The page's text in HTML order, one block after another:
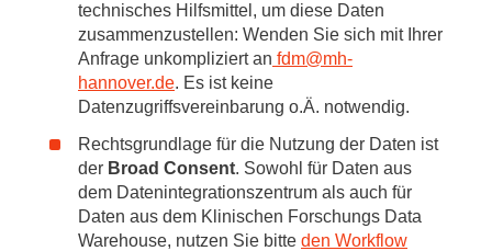
technisches Hilfsmittel, um diese Daten
zusammenzustellen: Wenden Sie sich mit Ihrer
Anfrage unkompliziert an fdm@mh-
hannover.de. Es ist keine
Datenzugriffsvereinbarung o.Ä. notwendig.
Rechtsgrundlage für die Nutzung der Daten ist
der Broad Consent. Sowohl für Daten aus
dem Datenintegrationszentrum als auch für
Daten aus dem Klinischen Forschungs Data
Warehouse, nutzen Sie bitte den Workflow